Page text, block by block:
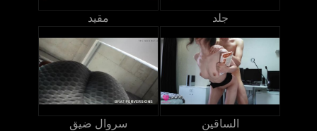
مقيد جلد
سروال ضيق الساقين